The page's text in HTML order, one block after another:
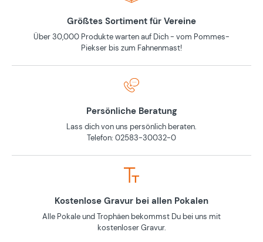
Größtes Sortiment für Vereine
Über 30,000 Produkte warten auf Dich - vom Pommes-
Piekser bis zum Fahnenmast!
Persönliche Beratung
Lass dich von uns persönlich beraten.
Telefon: 02583-30032-0
Kostenlose Gravur bei allen Pokalen
Alle Pokale und Trophäen bekommst Du bei uns mit
kostenloser Gravur.